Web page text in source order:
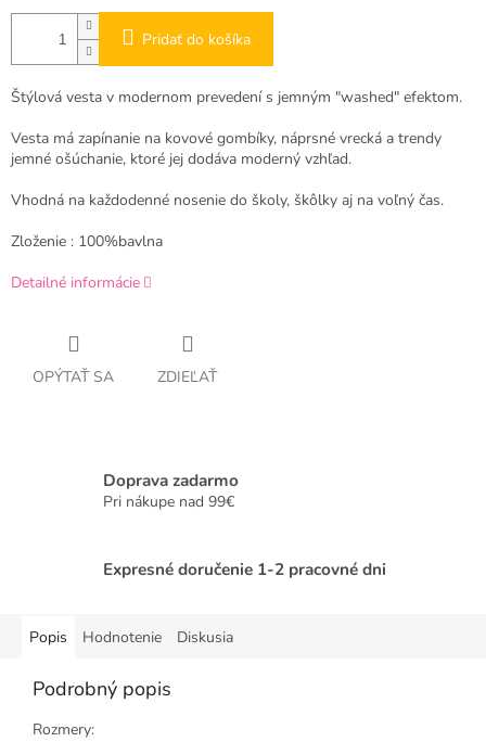
Pridať do košíka
Štýlová vesta v modernom prevedení s jemným "washed" efektom.
Vesta má zapínanie na kovové gombíky, náprsné vrecká a trendy
jemné ošúchanie, ktoré jej dodáva moderný vzhľad.
Vhodná na každodenné nosenie do školy, škôlky aj na voľný čas.
Zloženie : 100%bavlna
Detailné informácie
OPÝTAŤ SA ZDIEĽAŤ
Doprava zadarmo
Pri nákupe nad 99€
Expresné doručenie 1-2 pracovné dni
Popis Hodnotenie Diskusia
Podrobný popis
Rozmery: